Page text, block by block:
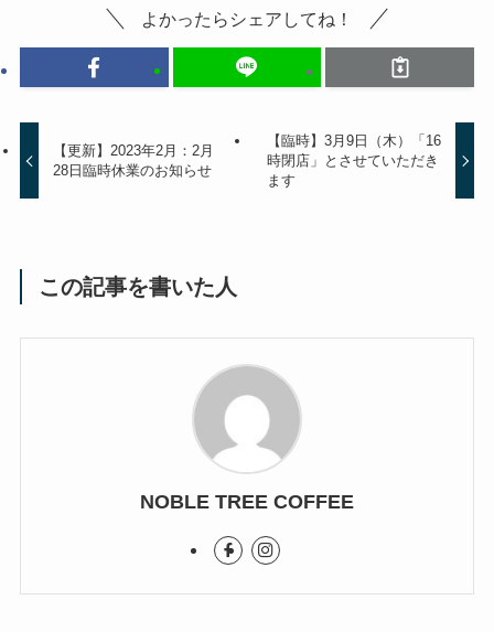
よかったらシェアしてね！
【更新】2023年2月：2月
28日臨時休業のお知らせ
【臨時】3月9日（木）「16
時閉店」とさせていただき
ます
この記事を書いた人
NOBLE TREE COFFEE